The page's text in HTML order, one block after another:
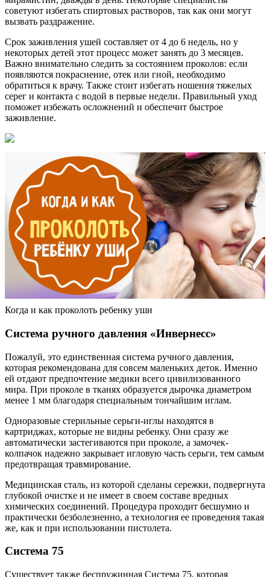
советуют избегать спиртовых растворов, так как они могут
вызвать раздражение.
Срок заживления ушей составляет от 4 до 6 недель, но у
некоторых детей этот процесс может занять до 3 месяцев.
Важно внимательно следить за состоянием проколов: если
появляются покраснение, отек или гной, необходимо
обратиться к врачу. Также стоит избегать ношения тяжелых
серег и контакта с водой в первые недели. Правильный уход
поможет избежать осложнений и обеспечит быстрое
заживление.
Когда и как проколоть ребенку уши
Система ручного давления «Инвернесс»
Пожалуй, это единственная система ручного давления,
которая рекомендована для совсем маленьких деток. Именно
ей отдают предпочтение медики всего цивилизованного
мира. При проколе в тканях образуется дырочка диаметром
менее 1 мм благодаря специальным тончайшим иглам.
Одноразовые стерильные серьги-иглы находятся в
картриджах, которые не видны ребенку. Они сразу же
автоматически застегиваются при проколе, а замочек-
колпачок надежно закрывает игловую часть серьги, тем самым
предотвращая травмирование.
Медицинская сталь, из которой сделаны сережки, подвергнута
глубокой очистке и не имеет в своем составе вредных
химических соединений. Процедура проходит бесшумно и
практически безболезненно, а технология ее проведения такая
же, как и при использовании пистолета.
Система 75
Существует также беспружинная Система 75, которая